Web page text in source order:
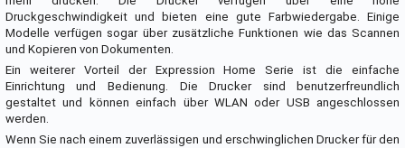
Druckgeschwindigkeit und bieten eine gute Farbwiedergabe. Einige
Modelle verfügen sogar über zusätzliche Funktionen wie das Scannen
und Kopieren von Dokumenten.
Ein weiterer Vorteil der Expression Home Serie ist die einfache
Einrichtung und Bedienung. Die Drucker sind benutzerfreundlich
gestaltet und können einfach über WLAN oder USB angeschlossen
werden.
Wenn Sie nach einem zuverlässigen und erschwinglichen Drucker für den